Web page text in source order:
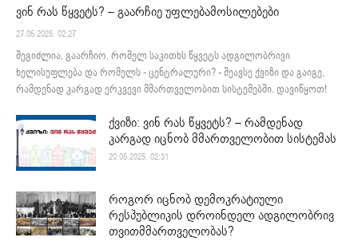
ვინ რას წყვეტს? – გაარჩიე უფლებამოსილებები
27.05.2025. 02:27
შეგიძლია, გაარჩიო, რომელ საკითხს წყვეტს ადგილობრივი
ხელისუფლება და რომელს - ცენტრალური? - შეავსე ქვიზი და გაიგე,
რამდენად კარგად ერკვევი მმართველობით სისტემებში. დავიწყოთ!
ქვიზი: ვინ რას წყვეტს? – რამდენად
კარგად იცნობ მმართველობით სისტემას
20.05.2025. 02:31
როგორ იცნობ დემოკრატიული
რესპუბლიკის დროინდელ ადგილობრივ
თვითმმართველობას?